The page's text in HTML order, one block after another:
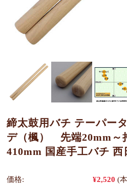
締太鼓用バチ テーパー
デ（楓） 先端20mm～
410mm 国産手工バチ 西
価格: ¥2,520 (